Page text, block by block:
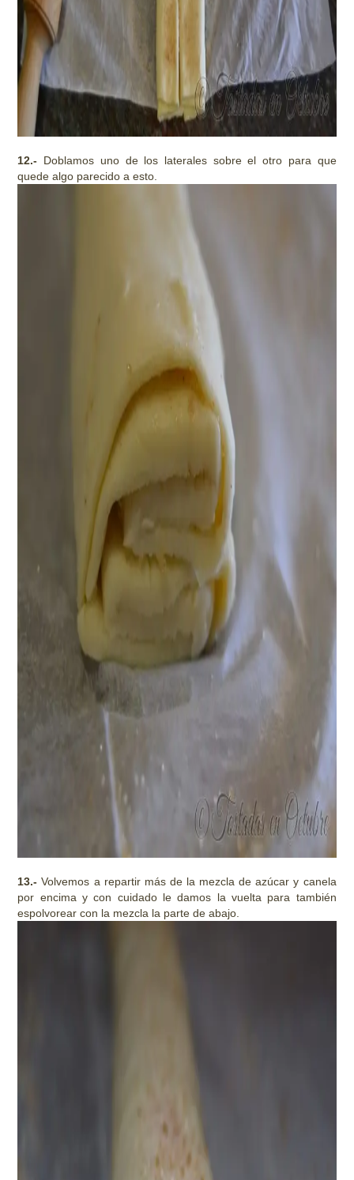
12.- Doblamos uno de los laterales sobre el otro para que
quede algo parecido a esto.
13.- Volvemos a repartir más de la mezcla de azúcar y canela
por encima y con cuidado le damos la vuelta para también
espolvorear con la mezcla la parte de abajo.